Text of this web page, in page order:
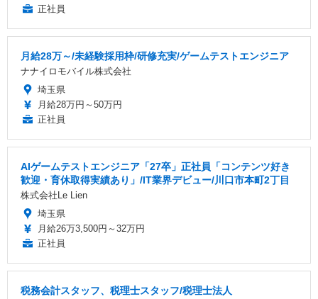
正社員
月給28万～/未経験採用枠/研修充実/ゲームテストエンジニア
ナナイロモバイル株式会社
埼玉県
月給28万円～50万円
正社員
AIゲームテストエンジニア「27卒」正社員「コンテンツ好き
歓迎・育休取得実績あり」/IT業界デビュー/川口市本町2丁目
株式会社Le Lien
埼玉県
月給26万3,500円～32万円
正社員
税務会計スタッフ、税理士スタッフ/税理士法人